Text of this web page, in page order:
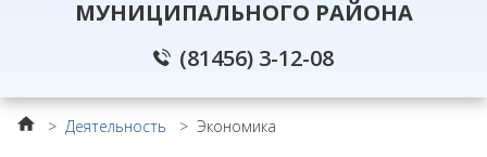
МУНИЦИПАЛЬНОГО РАЙОНА
(81456) 3-12-08
> Деятельность > Экономика